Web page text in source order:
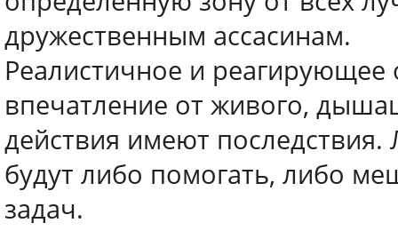
дружественным ассасинам.
Реалистичное и
впечатление от живого,
действия имеют
будут либо помогать, либо
задач.